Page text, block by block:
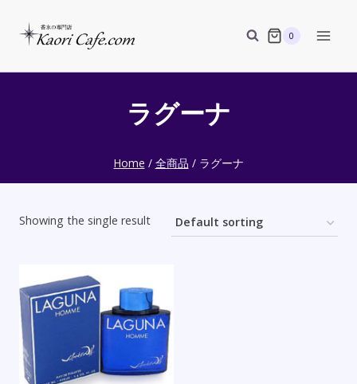
0
ラグーナ
Home / 全商品 / ラグーナ
Showing the single result